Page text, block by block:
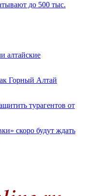
до 500 тыс.
алтайские
Горный Алтай
турагентов от
скоро будут ждать